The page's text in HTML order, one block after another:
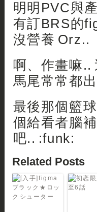
明明PVC與
有訂BRS的
沒營養 Orz..
啊、作畫嘛..
馬尾常常都
最後那個籃
個給看者腦
吧.. :funk:
Related Posts